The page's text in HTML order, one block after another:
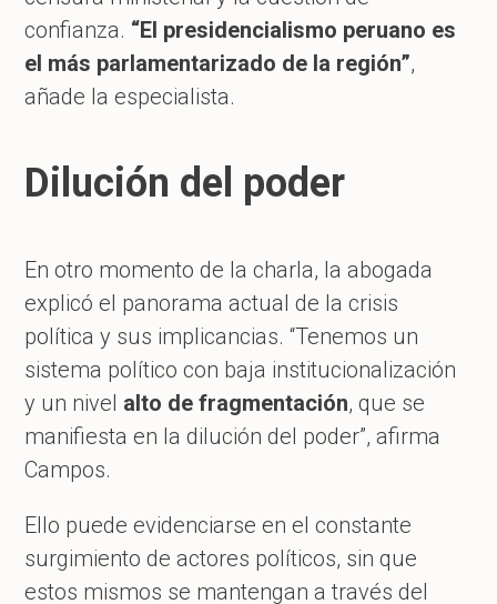
confianza. “El presidencialismo peruano es
el más parlamentarizado de la región”,
añade la especialista.
Dilución del poder
En otro momento de la charla, la abogada
explicó el panorama actual de la crisis
política y sus implicancias. “Tenemos un
sistema político con baja institucionalización
y un nivel alto de fragmentación, que se
manifiesta en la dilución del poder”, afirma
Campos.
Ello puede evidenciarse en el constante
surgimiento de actores políticos, sin que
estos mismos se mantengan a través del